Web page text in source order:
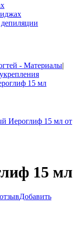
- Материалы|
15 мл
15 мл
Добавить